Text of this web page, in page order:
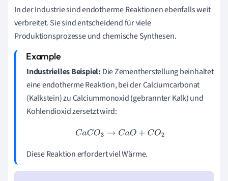
In der Industrie sind endotherme Reaktionen ebenfalls weit
verbreitet. Sie sind entscheidend für viele
Produktionsprozesse und chemische Synthesen.
Industrielles Beispiel: Die Zementherstellung beinhaltet
eine endotherme Reaktion, bei der Calciumcarbonat
(Kalkstein) zu Calciummonoxid (gebrannter Kalk) und
Kohlendioxid zersetzt wird:
CaCO3→ CaO+CO 2
Diese Reaktion erfordert viel Wärme.